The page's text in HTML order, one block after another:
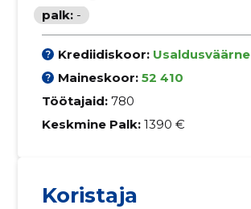
palk: -
Krediidiskoor: Usaldusväärne
Maineskoor: 52 410
Töötajaid: 780
Keskmine Palk: 1390 €
Koristaja